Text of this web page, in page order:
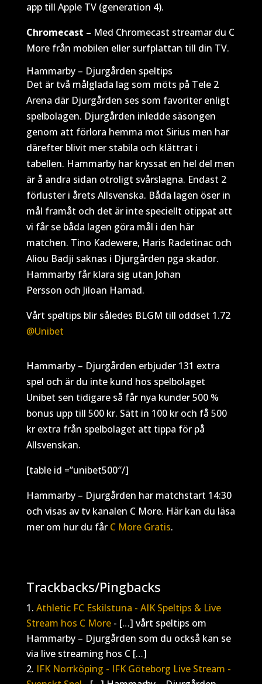
app till Apple TV (generation 4).
Chromecast – Med Chromecast streamar du C
More från mobilen eller surfplattan till din TV.
Hammarby – Djurgården speltips
Det är två målglada lag som möts på Tele 2
Arena där Djurgården ses som favoriter enligt
spelbolagen. Djurgården inledde säsongen
genom att förlora hemma mot Sirius men har
därefter blivit mer stabila och klättrat i
tabellen. Hammarby har kryssat en hel del men
är å andra sidan otroligt svårslagna. Endast 2
förluster i årets Allsvenska. Båda lagen öser in
mål framåt och det är inte speciellt otippat att
vi får se båda lagen göra mål i den här
matchen. Tino Kadewere, Haris Radetinac och
Aliou Badji saknas i Djurgården pga skador.
Hammarby får klara sig utan Johan
Persson och Jiloan Hamad.
Vårt speltips blir således BLGM till oddset 1.72
@Unibet
Hammarby – Djurgården erbjuder 131 extra
spel och är du inte kund hos spelbolaget
Unibet sen tidigare så får nya kunder 500 %
bonus upp till 500 kr. Sätt in 100 kr och få 500
kr extra från spelbolaget att tippa för på
Allsvenskan.
[table id =”unibet500″/]
Hammarby – Djurgården har matchstart 14:30
och visas av tv kanalen C More. Här kan du läsa
mer om hur du får C More Gratis.
Trackbacks/Pingbacks
Athletic FC Eskilstuna - AIK Speltips & Live
Stream hos C More- […] vårt speltips om
Hammarby – Djurgården som du också kan se
via live streaming hos C […]
IFK Norrköping - IFK Göteborg Live Stream -